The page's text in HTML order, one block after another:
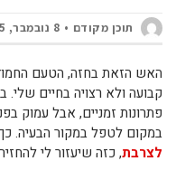
תוכן מקודם 8 נובמבר, 2025
האש הזאת בחזה, הטעם
קבועה ולא רצויה בחיים
פתרונות זמניים, אבל עמוק
במקום לטפל במקור הבעיה.
לצרבת, כזה שיעזור לי